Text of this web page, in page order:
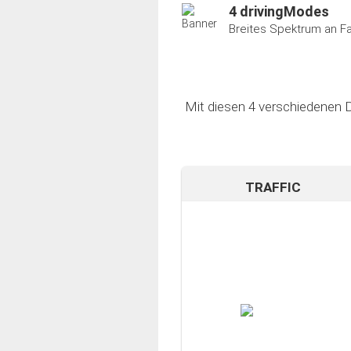
4 drivingModes
Breites Spektrum an
Mit diesen 4 verschiedenen
TRAFFIC